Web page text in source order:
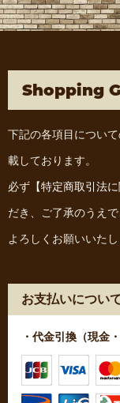
Shopping
下記の各項目につい
載しております。
必ず 【特定商取引法
だき、ご了承のうえで
よろしくお願いいたし
お支払いについ
・代金引換（現金